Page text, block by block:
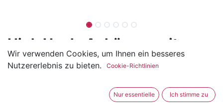
High Heels Anhänger mit
Strasssteinen
Der High Heels Anhänger ist aus Metall und ca. 16mm
Wir verwenden Cookies, um Ihnen ein besseres
Nutzererlebnis zu bieten.
Cookie-Richtlinien
Nur essentielle Ich stimme zu